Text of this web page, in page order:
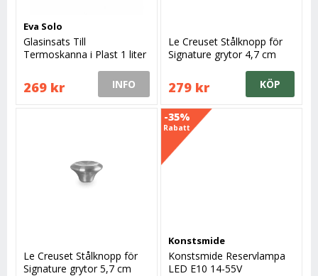
Eva Solo
Glasinsats Till
Termoskanna i Plast 1 liter
269 kr INFO
Le Creuset Stålknopp för
Signature grytor 4,7 cm
279 kr KÖP
Le Creuset Stålknopp för
Signature grytor 5,7 cm
-35%
Rabatt
Konstsmide
Konstsmide Reservlampa
LED E10 14-55V